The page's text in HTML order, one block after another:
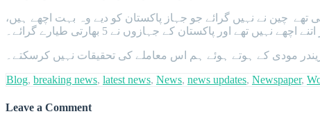
طیارے مار گرائے ہیں، طیارے تو چین کے ہی تھے چین نے نہیں گرائے جو جہاز پاکستان کو دیے وہ بہت اچھے ہیں،
نہیں تھے اور پاکستان کے جہازوں نے 5 بھارتی طیارے گرائے۔
مودی کے ہوتے ہوئے ہم اس معاملے کی تحقیقات نہیں کرسکتے۔
Blog, breaking news, latest news, News, news updates, Newspaper,
Leave a Comment